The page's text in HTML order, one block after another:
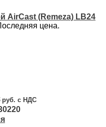
AirCast (Remeza) LB24
цена.